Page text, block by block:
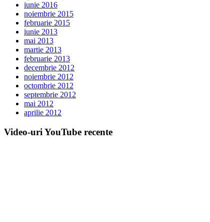
iunie 2016
noiembrie 2015
februarie 2015
iunie 2013
mai 2013
martie 2013
februarie 2013
decembrie 2012
noiembrie 2012
octombrie 2012
septembrie 2012
mai 2012
aprilie 2012
Video-uri YouTube recente